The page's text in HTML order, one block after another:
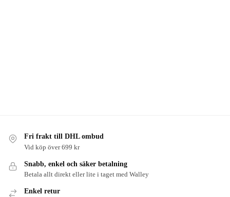
Fri frakt till DHL ombud
Vid köp över 699 kr
Snabb, enkel och säker betalning
Betala allt direkt eller lite i taget med Walley
Enkel retur